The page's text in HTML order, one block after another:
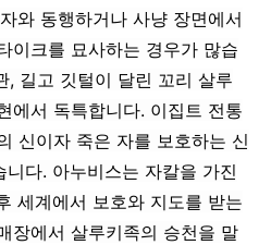
와 동행하거나 사냥 장면에서
이크를 묘사하는 경우가 많습
, 길고 깃털이 달린 꼬리 살루
에서 독특합니다. 이집트 전통
신이자 죽은 자를 보호하는 신
다. 아누비스는 자칼을 가진
세계에서 보호와 지도를 받는
장에서 살루키족의 승천을 말